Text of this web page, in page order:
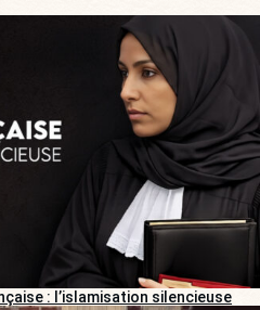
: l’islamisation silencieuse